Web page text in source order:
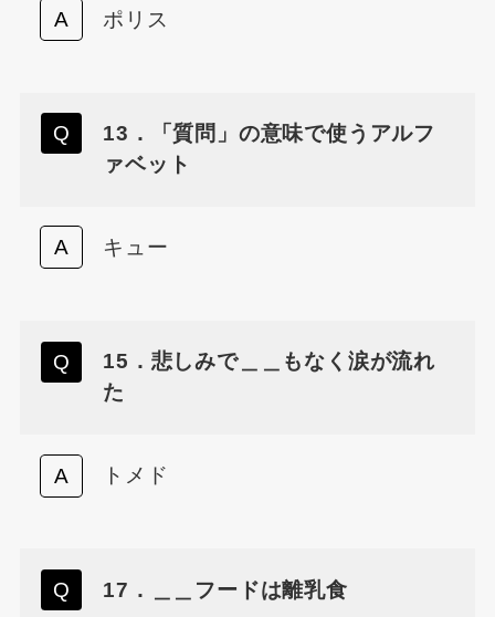
ポリス
13．「質問」の意味で使うアルフ
ァベット
キュー
15．悲しみで＿＿もなく涙が流れ
た
トメド
17．＿＿フードは離乳食